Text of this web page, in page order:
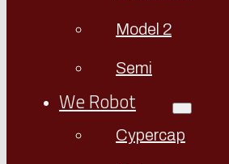
Model 2
Semi
We Robot
Cypercap